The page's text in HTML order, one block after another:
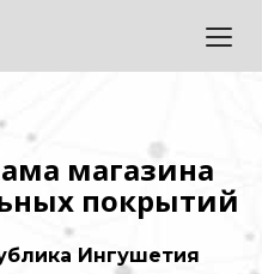
магазина
покрытий
Ингушетия